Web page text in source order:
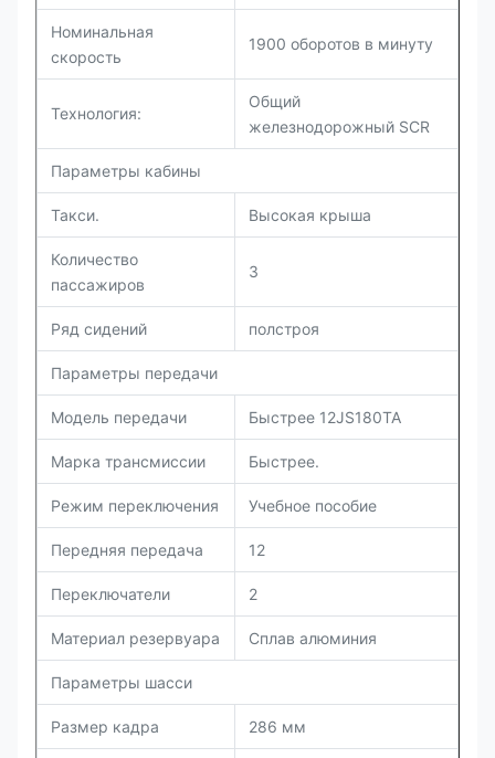
Номинальная
скорость
1900 оборотов в минуту
Технология:
Общий
железнодорожный SCR
Параметры кабины
Такси. Высокая крыша
Количество
пассажиров
3
Ряд сидений полстроя
Параметры передачи
Модель передачи Быстрее 12JS180TA
Марка трансмиссии Быстрее.
Режим переключения Учебное пособие
Передняя передача 12
Переключатели 2
Материал резервуара Сплав алюминия
Параметры шасси
Размер кадра 286 мм